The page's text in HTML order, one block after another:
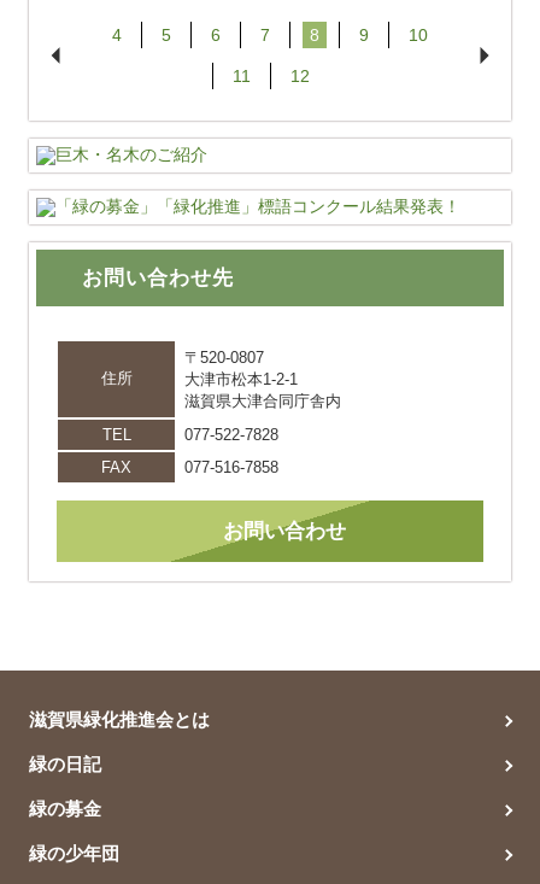
4 5 6 7 8 9 10
11 12
お問い合わせ先
住所
〒520-0807
大津市松本1-2-1
滋賀県大津合同庁舎内
TEL
077-522-7828
FAX
077-516-7858
お問い合わせ
滋賀県緑化推進会とは
緑の日記
緑の募金
緑の少年団